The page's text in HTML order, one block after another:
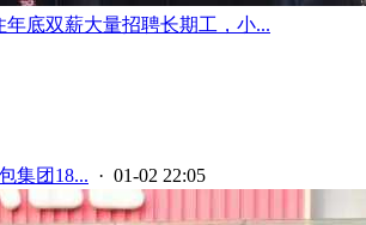
底双薪大量招聘长期工，小...
集团18... · 01-02 22:05